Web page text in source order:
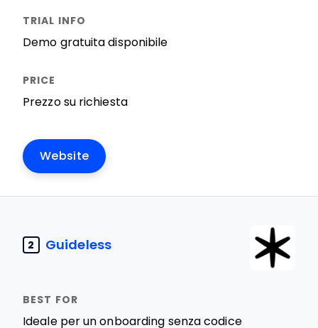
Demo gratuita disponibile
Prezzo su richiesta
Website
2 Guideless
Ideale per un onboarding senza codice